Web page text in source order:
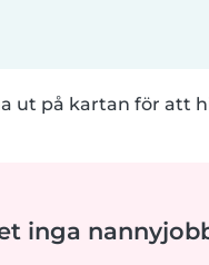
ut på kartan för att
inga